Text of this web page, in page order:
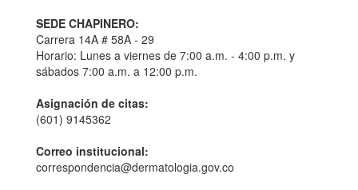
SEDE CHAPINERO:
Carrera 14A # 58A - 29
Horario: Lunes a viernes de 7:00 a.m. - 4:00 p.m. y
sábados 7:00 a.m. a 12:00 p.m.
Asignación de citas:
(601) 9145362
Correo institucional:
correspondencia@dermatologia.gov.co